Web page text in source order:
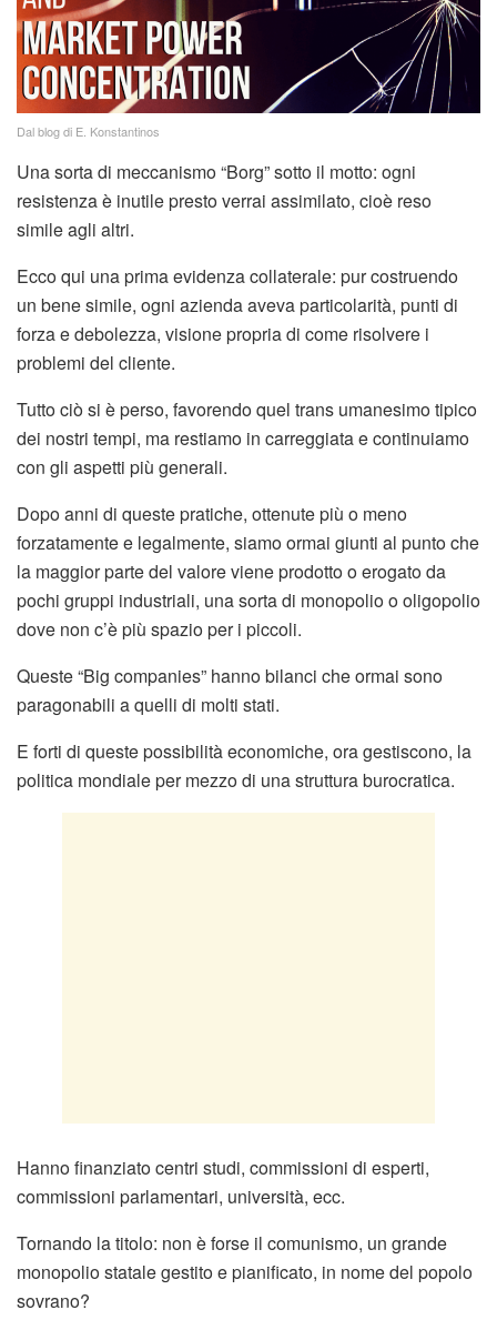
Dal blog di E. Konstantinos
Una sorta di meccanismo “Borg” sotto il motto: ogni
resistenza è inutile presto verrai assimilato, cioè reso
simile agli altri.
Ecco qui una prima evidenza collaterale: pur costruendo
un bene simile, ogni azienda aveva particolarità, punti di
forza e debolezza, visione propria di come risolvere i
problemi del cliente.
Tutto ciò si è perso, favorendo quel trans umanesimo tipico
dei nostri tempi, ma restiamo in carreggiata e continuiamo
con gli aspetti più generali.
Dopo anni di queste pratiche, ottenute più o meno
forzatamente e legalmente, siamo ormai giunti al punto che
la maggior parte del valore viene prodotto o erogato da
pochi gruppi industriali, una sorta di monopolio o oligopolio
dove non c’è più spazio per i piccoli.
Queste “Big companies” hanno bilanci che ormai sono
paragonabili a quelli di molti stati.
E forti di queste possibilità economiche, ora gestiscono, la
politica mondiale per mezzo di una struttura burocratica.
Hanno finanziato centri studi, commissioni di esperti,
commissioni parlamentari, università, ecc.
Tornando la titolo: non è forse il comunismo, un grande
monopolio statale gestito e pianificato, in nome del popolo
sovrano?